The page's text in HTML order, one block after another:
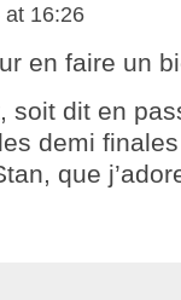
at 16:26
en faire un
soit dit en
demi
que